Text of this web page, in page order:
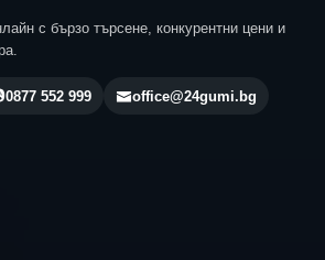
с бързо търсене, конкурентни цени и
0877 552 999 office@24gumi.bg